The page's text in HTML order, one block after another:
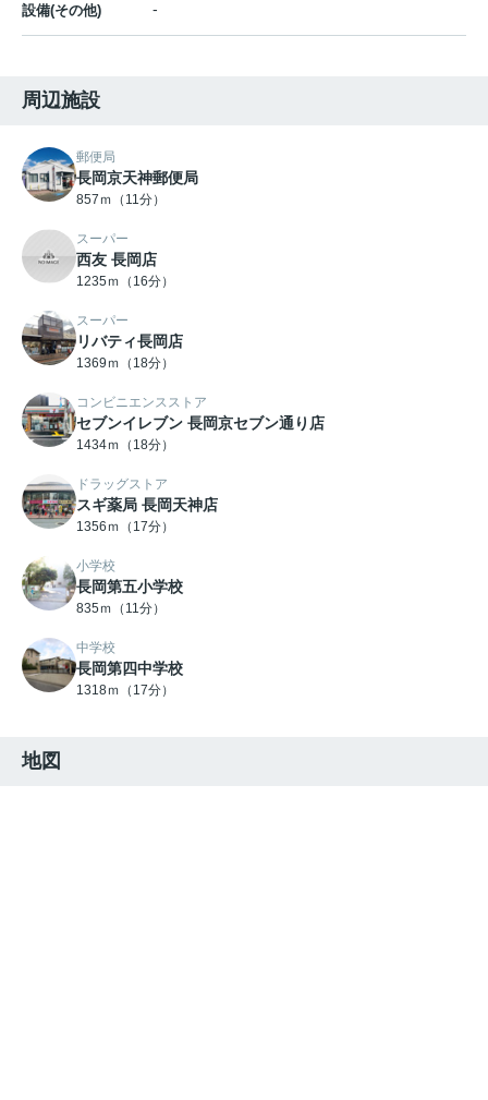
設備(その他) -
周辺施設
郵便局
長岡京天神郵便局
857ｍ（11分）
スーパー
西友 長岡店
1235ｍ（16分）
スーパー
リバティ長岡店
1369ｍ（18分）
コンビニエンスストア
セブンイレブン 長岡京セブン通り店
1434ｍ（18分）
ドラッグストア
スギ薬局 長岡天神店
1356ｍ（17分）
小学校
長岡第五小学校
835ｍ（11分）
中学校
長岡第四中学校
1318ｍ（17分）
地図